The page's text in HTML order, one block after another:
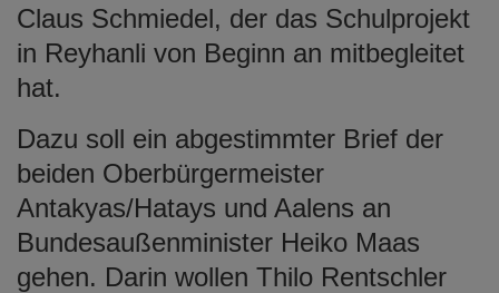
Claus Schmiedel, der das Schulprojekt
in Reyhanli von Beginn an mitbegleitet
hat.
Dazu soll ein abgestimmter Brief der
beiden Oberbürgermeister
Antakyas/Hatays und Aalens an
Bundesaußenminister Heiko Maas
gehen. Darin wollen Thilo Rentschler